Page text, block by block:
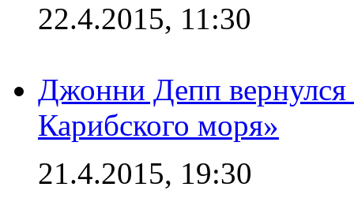
22.4.2015, 11:30
Джонни Депп
Карибского моря»
21.4.2015, 19:30